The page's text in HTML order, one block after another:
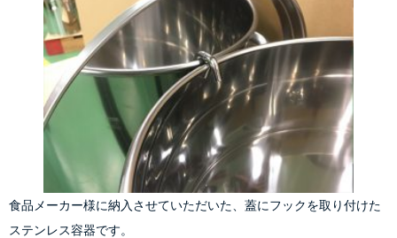
食品メーカー様に納入させていただいた、蓋にフックを取り付けた
ステンレス容器です。